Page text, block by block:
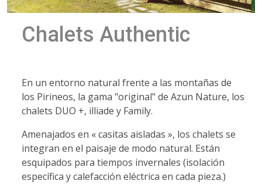
Chalets Authentic
En un entorno natural frente a las montañas de
los Pirineos, la gama "original" de Azun Nature, los
chalets DUO +, illiade y Family.
Amenajados en « casitas aisladas », los chalets se
integran en el paisaje de modo natural. Están
esquipados para tiempos invernales (isolación
específica y calefacción eléctrica en cada pieza.)